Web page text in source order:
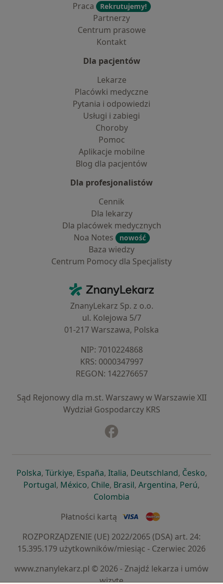
Praca
Rekrutujemy!
Partnerzy
Centrum prasowe
Kontakt
Dla pacjentów
Lekarze
Placówki medyczne
Pytania i odpowiedzi
Usługi i zabiegi
Choroby
Pomoc
Aplikacje mobilne
Blog dla pacjentów
Dla profesjonalistów
Cennik
Dla lekarzy
Dla placówek medycznych
Noa Notes
nowość
Baza wiedzy
Centrum Pomocy dla Specjalisty
ZnanyLekarz - Strona główna
ZnanyLekarz Sp. z o.o.
ul. Kolejowa 5/7
01-217 Warszawa, Polska
NIP: ⁠7010224868
KRS: ⁠0000347997
REGON: ⁠142276657
Sąd Rejonowy dla m.st. Warszawy w Warszawie XII
Wydział Gospodarczy KRS
Polskaotwiera się w nowej karcie
, Türkiyeotwiera się w nowej karcie
, Españaotwiera się w nowej karcie
, Italiaotwiera się w nowej
, Deutschlandotwiera się
, Česko,
Portugalotwiera się w nowej karcie
, Méxicootwiera się w nowej karcie
, Chileotwiera się w nowej karcie
, Brasilotwiera się w nowej
, Argentinaotwiera się
, Perú,
Colombia
Płatności kartą
ROZPORZĄDZENIE (UE) 2022/2065 (DSA) art. 24:
15.395.179 użytkowników/miesiąc - Czerwiec 2026
www.znanylekarz.pl © 2026 - Znajdź lekarza i umów
wizytę